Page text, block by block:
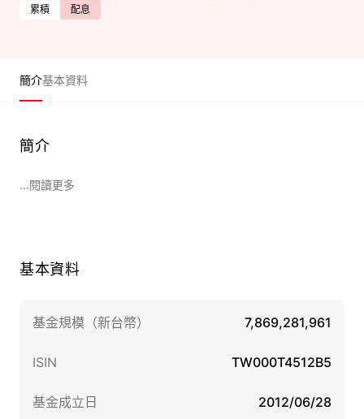
累積
配息
簡介基本資料
簡介
...閱讀更多
基本資料
基金規模（新台幣） 7,869,281,961
ISIN TW000T4512B5
基金成立日 2012/06/28